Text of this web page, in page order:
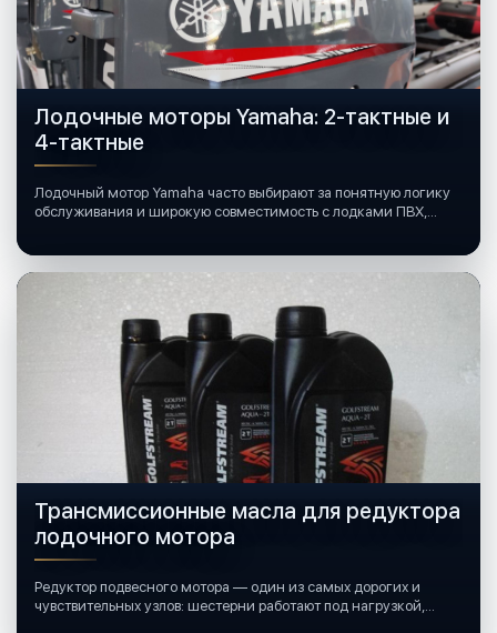
Лодочные моторы Yamaha: 2-тактные и
4-тактные
Лодочный мотор Yamaha часто выбирают за понятную логику
обслуживания и широкую совместимость с лодками ПВХ,
Трансмиссионные масла для редуктора
лодочного мотора
Редуктор подвесного мотора — один из самых дорогих и
чувствительных узлов: шестерни работают под нагрузкой,